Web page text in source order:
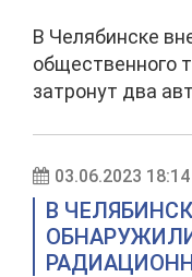
В Челябинске
общественного
затронут два
03.06.2023 18:14
В